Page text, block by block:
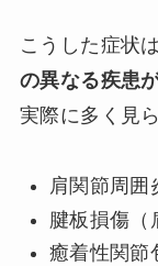
こうした症状は
の異なる疾患
実際に多く見
肩関節周囲
腱板損傷（
癒着性関節